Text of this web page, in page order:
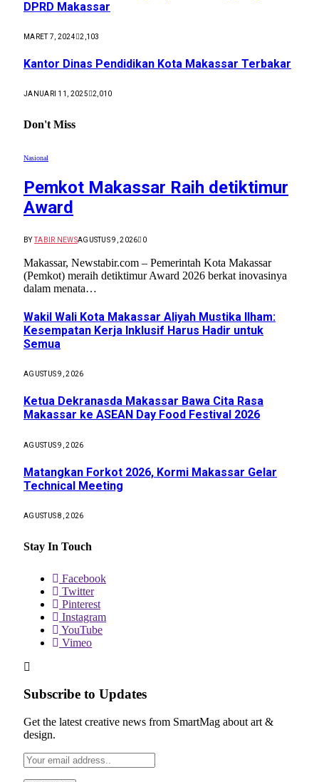
DPRD Makassar
MARET 7, 2024 2,103
Kantor Dinas Pendidikan Kota Makassar Terbakar
JANUARI 11, 2025 2,010
Don't Miss
Nasional
Pemkot Makassar Raih detiktimur
Award
BY TABIR NEWSAGUSTUS 9, 2026 0
Makassar, Newstabir.com – Pemerintah Kota Makassar
(Pemkot) meraih detiktimur Award 2026 berkat inovasinya
dalam menata…
Wakil Wali Kota Makassar Aliyah Mustika Ilham:
Kesempatan Kerja Inklusif Harus Hadir untuk
Semua
AGUSTUS 9, 2026
Ketua Dekranasda Makassar Bawa Cita Rasa
Makassar ke ASEAN Day Food Festival 2026
AGUSTUS 9, 2026
Matangkan Forkot 2026, Kormi Makassar Gelar
Technical Meeting
AGUSTUS 8, 2026
Stay In Touch
Facebook
Twitter
Pinterest
Instagram
YouTube
Vimeo
Subscribe to Updates
Get the latest creative news from SmartMag about art &
design.